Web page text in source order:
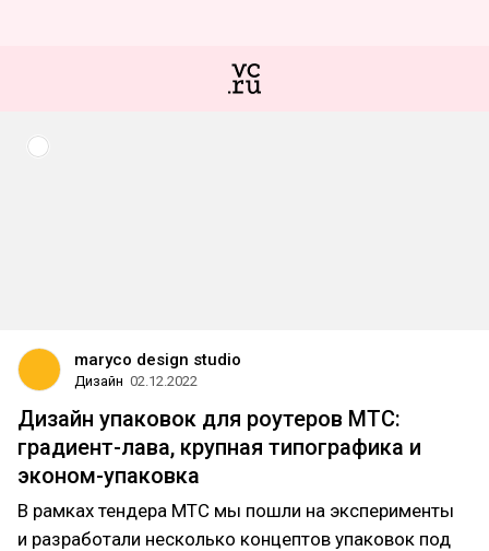
maryco design studio
Дизайн 02.12.2022
Дизайн упаковок для роутеров МТС:
градиент-лава, крупная типографика и
эконом-упаковка
В рамках тендера МТС мы пошли на эксперименты
и разработали несколько концептов упаковок под